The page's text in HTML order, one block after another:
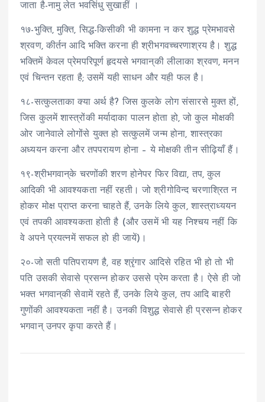
जाता है-नामु लेत भवसिंधु सुखाहीं ।
१७-भुक्ति, मुक्ति, सिद्ध-किसीकी भी कामना न कर शुद्ध प्रेमभावसे
श्रवण, कीर्तन आदि भक्ति करना ही श्रीभगवच्चरणाश्रय है। शुद्ध
भक्तिमें केवल प्रेमपरिपूर्ण हृदयसे भगवान्‌की लीलाका श्रवण, मनन
एवं चिन्तन रहता है; उसमें यही साधन और यही फल है।
१८-सत्कुलताका क्या अर्थ है? जिस कुलके लोग संसारसे मुक्त हों,
जिस कुलमें शास्त्रोंकी मर्यादाका पालन होता हो, जो कुल मोक्षकी
ओर जानेवाले लोगोंसे युक्त हो सत्कुलमें जन्म होना, शास्त्रका
अध्ययन करना और तपपरायण होना – ये मोक्षकी तीन सीढ़ियाँ हैं।
१९-श्रीभगवान्‌के चरणोंकी शरण होनेपर फिर विद्या, तप, कुल
आदिकी भी आवश्यकता नहीं रहती। जो श्रीगोविन्द चरणाश्रित न
होकर मोक्ष प्राप्त करना चाहते हैं, उनके लिये कुल, शास्त्राध्ययन
एवं तपकी आवश्यकता होती है (और उसमें भी यह निश्चय नहीं कि
वे अपने प्रयत्नमें सफल हो ही जायें)।
२०-जो सती पतिपरायण है, वह श्रृंगार आदिसे रहित भी हो तो भी
पति उसकी सेवासे प्रसन्न होकर उससे प्रेम करता है। ऐसे ही जो
भक्त भगवान्‌की सेवामें रहते हैं, उनके लिये कुल, तप आदि बाहरी
गुणोंकी आवश्यकता नहीं है। उनकी विशुद्ध सेवासे ही प्रसन्न होकर
भगवान् उनपर कृपा करते हैं।